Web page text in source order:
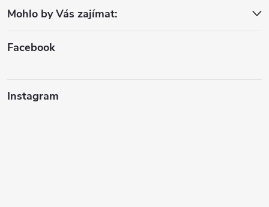
Mohlo by Vás zajímat:
Facebook
Instagram